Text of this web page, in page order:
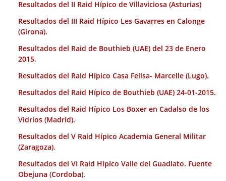
Resultados del II Raid Hípico de Villaviciosa (Asturias)
Resultados del III Raid Hípico Les Gavarres en Calonge
(Girona).
Resultados del Raid de Bouthieb (UAE) del 23 de Enero
2015.
Resultados del Raid Hípico Casa Felisa- Marcelle (Lugo).
Resultados del Raid Hípico de Bouthieb (UAE) 24-01-2015.
Resultados del Raid Hípico Los Boxer en Cadalso de los
Vidrios (Madrid).
Resultados del V Raid Hípico Academia General Militar
(Zaragoza).
Resultados del VI Raid Hípico Valle del Guadiato. Fuente
Obejuna (Cordoba).